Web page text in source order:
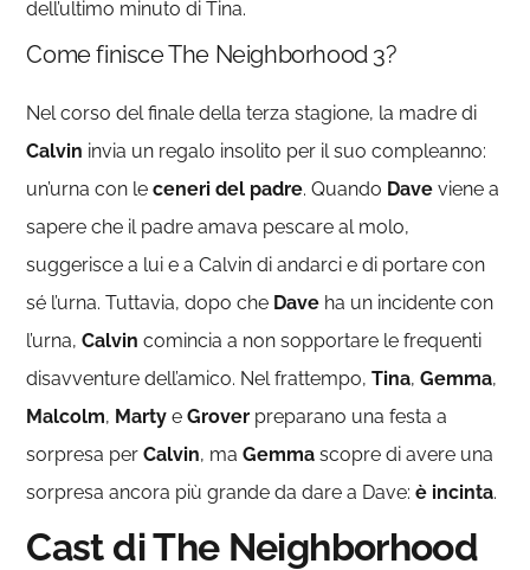
dell’ultimo minuto di Tina.
Come finisce The Neighborhood 3?
Nel corso del finale della terza stagione, la madre di
Calvin invia un regalo insolito per il suo compleanno:
un’urna con leceneri del padre. Quando Dave viene a
sapere che il padre amava pescare al molo,
suggerisce a lui e a Calvin di andarci e di portare con
sé l’urna. Tuttavia, dopo che Dave ha un incidente con
l’urna,Calvin comincia a non sopportare le frequenti
disavventure dell’amico. Nel frattempo,Tina,Gemma,
Malcolm, Marty eGrover preparano una festa a
sorpresa perCalvin, maGemma scopre di avere una
sorpresa ancora più grande da dare a Dave: è incinta.
Cast di The Neighborhood